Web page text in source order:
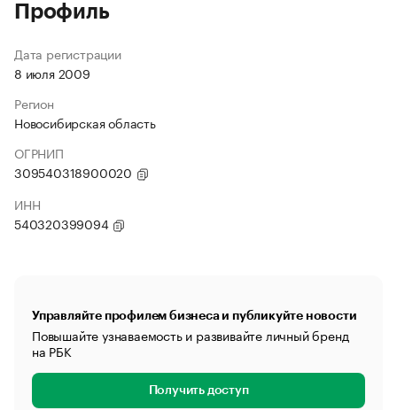
Профиль
Дата регистрации
8 июля 2009
Регион
Новосибирская область
ОГРНИП
309540318900020
ИНН
540320399094
Управляйте профилем бизнеса и публикуйте новости
Повышайте узнаваемость и развивайте личный бренд
на РБК
Получить доступ